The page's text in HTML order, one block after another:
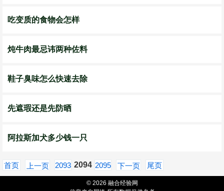
吃变质的食物会怎样
炖牛肉最忌讳两种佐料
鞋子臭味怎么快速去除
先遮瑕还是先防晒
阿拉斯加犬多少钱一只
首页 上一页 2093 2094 2095 下一页 尾页
© 2026 融合经验网